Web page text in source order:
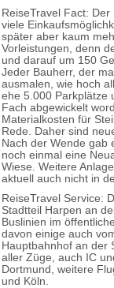
ReiseTravel Fact:
viele
später aber kaum
Vorleistungen, denn
und darauf um 150
Jeder Bauherr, der
ausmalen, wie hoch
ehe 5.000 Parkplätze
Fach abgewickelt
Materialkosten für
Rede. Daher sind
Nach der Wende gab
noch einmal eine
Wiese. Weitere
aktuell auch nicht in
ReiseTravel Service:
Stadtteil Harpen an
Buslinien im
davon einige auch
Hauptbahnhof an der
aller Züge, auch IC
Dortmund, weitere
und Köln.